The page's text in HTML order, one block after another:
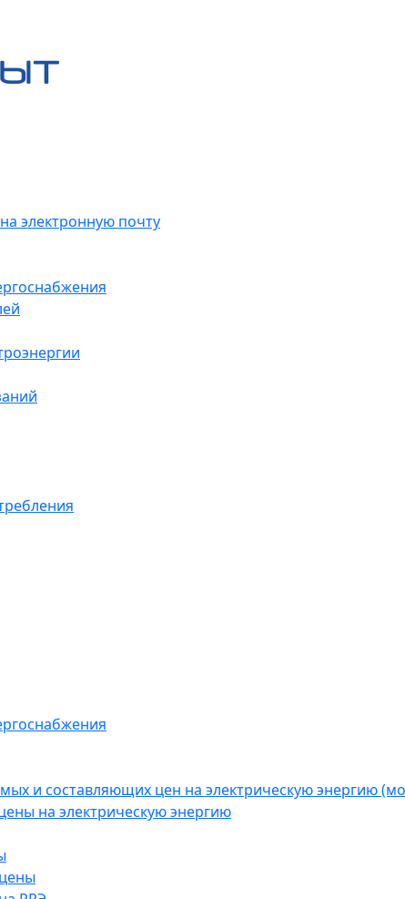
электронную почту
и составляющих цен на электрическую энергию
на электрическую энергию